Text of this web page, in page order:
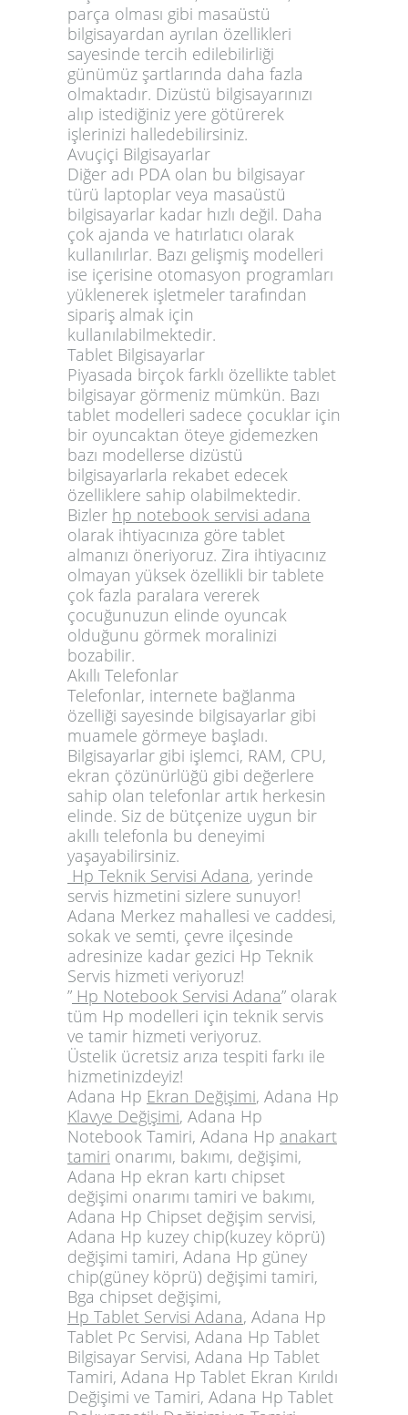
parça olması gibi masaüstü
bilgisayardan ayrılan özellikleri
sayesinde tercih edilebilirliği
günümüz şartlarında daha fazla
olmaktadır. Dizüstü bilgisayarınızı
alıp istediğiniz yere götürerek
işlerinizi halledebilirsiniz.
Avuçiçi Bilgisayarlar
Diğer adı PDA olan bu bilgisayar
türü laptoplar veya masaüstü
bilgisayarlar kadar hızlı değil. Daha
çok ajanda ve hatırlatıcı olarak
kullanılırlar. Bazı gelişmiş modelleri
ise içerisine otomasyon programları
yüklenerek işletmeler tarafından
sipariş almak için
kullanılabilmektedir.
Tablet Bilgisayarlar
Piyasada birçok farklı özellikte tablet
bilgisayar görmeniz mümkün. Bazı
tablet modelleri sadece çocuklar için
bir oyuncaktan öteye gidemezken
bazı modellerse dizüstü
bilgisayarlarla rekabet edecek
özelliklere sahip olabilmektedir.
Bizler hp notebook servisi adana
olarak ihtiyacınıza göre tablet
almanızı öneriyoruz. Zira ihtiyacınız
olmayan yüksek özellikli bir tablete
çok fazla paralara vererek
çocuğunuzun elinde oyuncak
olduğunu görmek moralinizi
bozabilir.
Akıllı Telefonlar
Telefonlar, internete bağlanma
özelliği sayesinde bilgisayarlar gibi
muamele görmeye başladı.
Bilgisayarlar gibi işlemci, RAM, CPU,
ekran çözünürlüğü gibi değerlere
sahip olan telefonlar artık herkesin
elinde. Siz de bütçenize uygun bir
akıllı telefonla bu deneyimi
yaşayabilirsiniz.
Hp Teknik Servisi Adana, yerinde
servis hizmetini sizlere sunuyor!
Adana Merkez mahallesi ve caddesi,
sokak ve semti, çevre ilçesinde
adresinize kadar gezici Hp Teknik
Servis hizmeti veriyoruz!
” Hp Notebook Servisi Adana” olarak
tüm Hp modelleri için teknik servis
ve tamir hizmeti veriyoruz.
Üstelik ücretsiz arıza tespiti farkı ile
hizmetinizdeyiz!
Adana Hp Ekran Değişimi, Adana Hp
Klavye Değişimi, Adana Hp
Notebook Tamiri, Adana Hp anakart
tamiri onarımı, bakımı, değişimi,
Adana Hp ekran kartı chipset
değişimi onarımı tamiri ve bakımı,
Adana Hp Chipset değişim servisi,
Adana Hp kuzey chip(kuzey köprü)
değişimi tamiri, Adana Hp güney
chip(güney köprü) değişimi tamiri,
Bga chipset değişimi,
Hp Tablet Servisi Adana, Adana Hp
Tablet Pc Servisi, Adana Hp Tablet
Bilgisayar Servisi, Adana Hp Tablet
Tamiri, Adana Hp Tablet Ekran Kırıldı
Değişimi ve Tamiri, Adana Hp Tablet